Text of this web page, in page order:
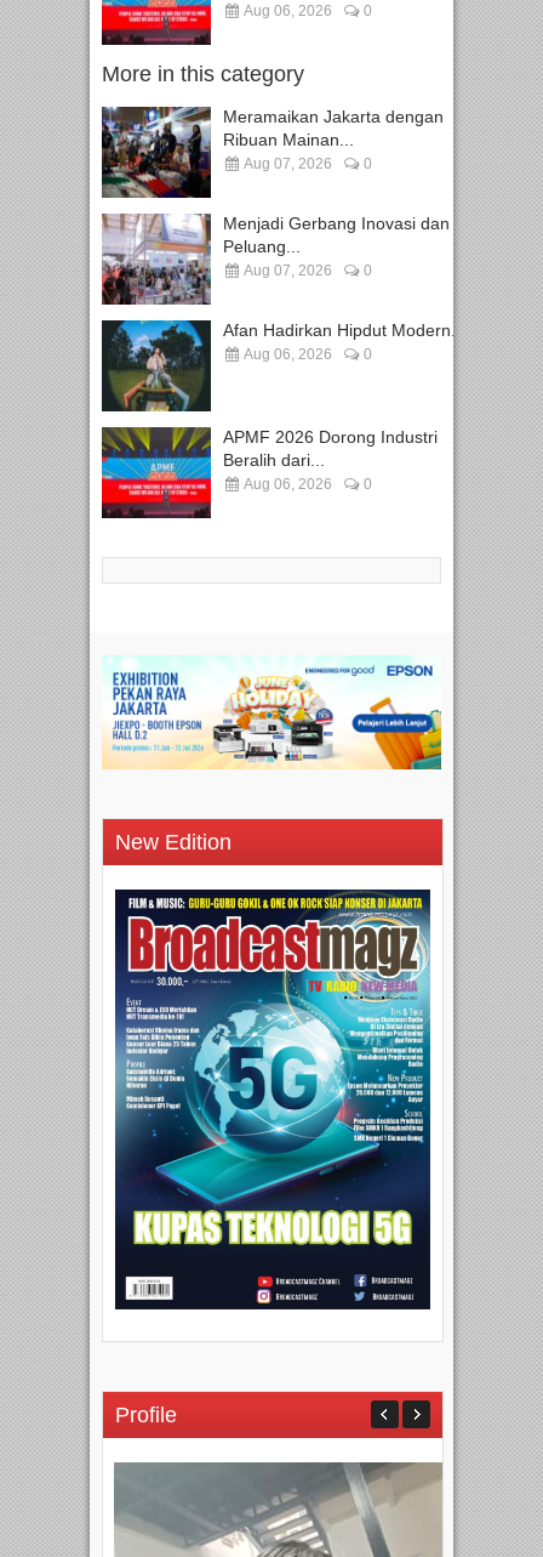
Aug 06, 2026 0
More in this category
Meramaikan Jakarta dengan
Ribuan Mainan...
Aug 07, 2026 0
Menjadi Gerbang Inovasi dan
Peluang...
Aug 07, 2026 0
Afan Hadirkan Hipdut Modern...
Aug 06, 2026 0
APMF 2026 Dorong Industri
Beralih dari...
Aug 06, 2026 0
New Edition
Profile